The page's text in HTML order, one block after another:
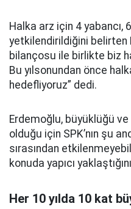
Halka arz için 4 yabancı,
yetkilendirildiğini belirten
bilançosu ile birlikte biz
Bu yılsonundan önce
hedefliyoruz” dedi.
Erdemoğlu, büyüklüğü
olduğu için SPK’nın şu
sırasından
konuda yapıcı
Her 10 yılda 10 kat